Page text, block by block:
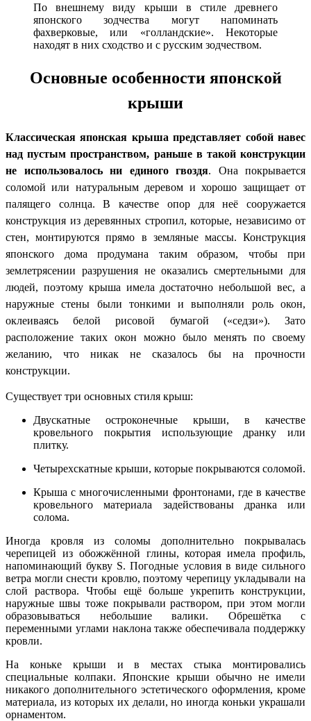
По внешнему виду крыши в стиле древнего
японского зодчества могут напоминать
фахверковые, или «голландские». Некоторые
находят в них сходство и с русским зодчеством.
Основные особенности японской
крыши
Классическая японская крыша представляет собой навес
над пустым пространством, раньше в такой конструкции
не использовалось ни единого гвоздя. Она покрывается
соломой или натуральным деревом и хорошо защищает от
палящего солнца. В качестве опор для неё сооружается
конструкция из деревянных стропил, которые, независимо от
стен, монтируются прямо в земляные массы. Конструкция
японского дома продумана таким образом, чтобы при
землетрясении разрушения не оказались смертельными для
людей, поэтому крыша имела достаточно небольшой вес, а
наружные стены были тонкими и выполняли роль окон,
оклеиваясь белой рисовой бумагой («седзи»). Зато
расположение таких окон можно было менять по своему
желанию, что никак не сказалось бы на прочности
конструкции.
Существует три основных стиля крыш:
Двускатные остроконечные крыши, в качестве
кровельного покрытия использующие дранку или
плитку.
Четырехскатные крыши, которые покрываются соломой.
Крыша с многочисленными фронтонами, где в качестве
кровельного материала задействованы дранка или
солома.
Иногда кровля из соломы дополнительно покрывалась
черепицей из обожжённой глины, которая имела профиль,
напоминающий букву S. Погодные условия в виде сильного
ветра могли снести кровлю, поэтому черепицу укладывали на
слой раствора. Чтобы ещё больше укрепить конструкции,
наружные швы тоже покрывали раствором, при этом могли
образовываться небольшие валики. Обрешётка с
переменными углами наклона также обеспечивала поддержку
кровли.
На коньке крыши и в местах стыка монтировались
специальные колпаки. Японские крыши обычно не имели
никакого дополнительного эстетического оформления, кроме
материала, из которых их делали, но иногда коньки украшали
орнаментом.